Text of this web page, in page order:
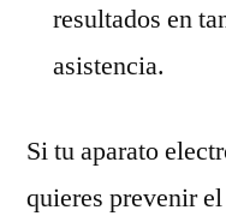
resultados en
asistencia.
Si tu aparato
quieres prevenir